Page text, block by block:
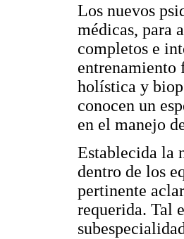
Los nuevos
médicas, para
completos e
entrenamiento
holística y
conocen un
en el manejo
Establecida la
dentro de los
pertinente
requerida. Tal